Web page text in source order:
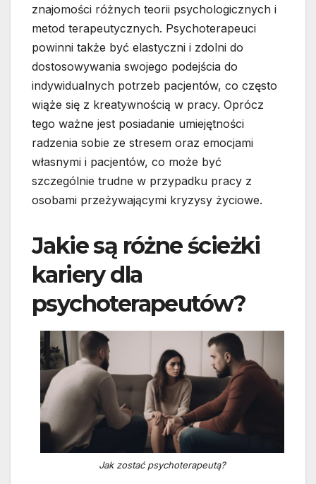
znajomości różnych teorii psychologicznych i
metod terapeutycznych. Psychoterapeuci
powinni także być elastyczni i zdolni do
dostosowywania swojego podejścia do
indywidualnych potrzeb pacjentów, co często
wiąże się z kreatywnością w pracy. Oprócz
tego ważne jest posiadanie umiejętności
radzenia sobie ze stresem oraz emocjami
własnymi i pacjentów, co może być
szczególnie trudne w przypadku pracy z
osobami przeżywającymi kryzysy życiowe.
Jakie są różne ścieżki
kariery dla
psychoterapeutów?
Jak zostać psychoterapeutą?